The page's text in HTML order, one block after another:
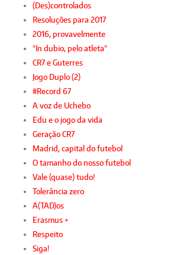
(Des)controlados
Resoluções para 2017
2016, provavelmente
"In dubio, pelo atleta"
CR7 e Guterres
Jogo Duplo (2)
#Record 67
A voz de Uchebo
Edu e o jogo da vida
Geração CR7
Madrid, capital do futebol
O tamanho do nosso futebol
Vale (quase) tudo!
Tolerância zero
A(TAD)os
Erasmus +
Respeito
Siga!